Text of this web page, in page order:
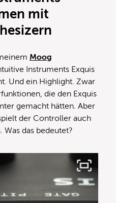
mit
Moog
Instruments Exquis
Und ein Highlight. Zwar
die den Exquis
gemacht hätten. Aber
der Controller auch
Was das bedeutet?